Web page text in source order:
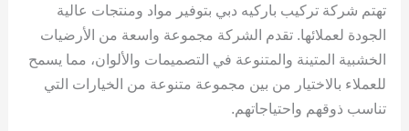
تهتم شركة تركيب باركيه دبي بتوفير مواد ومنتجات عالية
الجودة لعملائها. تقدم الشركة مجموعة واسعة من الأرضيات
الخشبية المتينة والمتنوعة في التصميمات والألوان، مما يسمح
للعملاء بالاختيار من بين مجموعة متنوعة من الخيارات التي
تناسب ذوقهم واحتياجاتهم.